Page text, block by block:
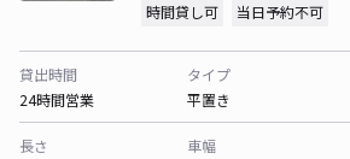
時間貸し可 当日予約不可
貸出時間
24時間営業
タイプ
平置き
長さ
車幅